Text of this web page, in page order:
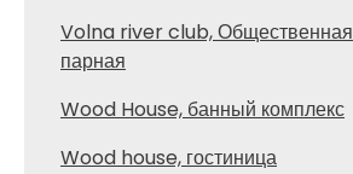
Volna river club, Общественная
парная
Wood House, банный комплекс
Wood house, гостиница